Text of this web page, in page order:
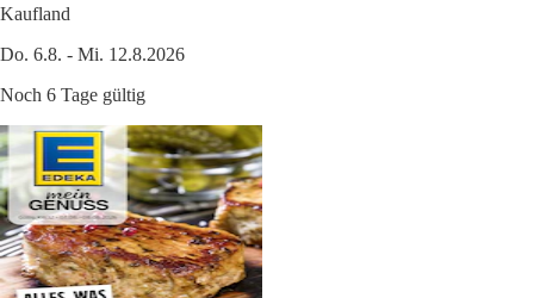
Kaufland
Do. 6.8. - Mi. 12.8.2026
Noch 6 Tage gültig